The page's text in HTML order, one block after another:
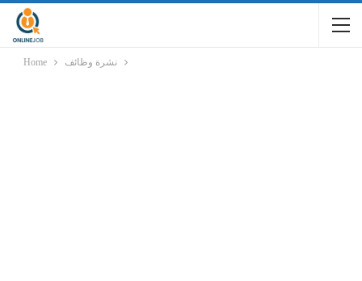
Home نشرة وظائف